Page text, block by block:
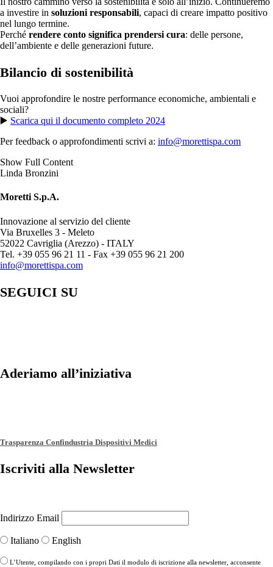
a investire in soluzioni responsabili, capaci di creare impatto positivo
nel lungo termine.
Perché rendere conto significa prendersi cura: delle persone,
dell’ambiente e delle generazioni future.
Bilancio di sostenibilità
Vuoi approfondire le nostre performance economiche, ambientali e
sociali?
​▶️​ Scarica qui il documento completo 2024
Per feedback o approfondimenti scrivi a: info@morettispa.com
Show Full Content
Linda Bronzini
Moretti S.p.A.
Innovazione al servizio del cliente
Via Bruxelles 3 - Meleto
52022 Cavriglia (Arezzo) - ITALY
Tel. +39 055 96 21 11 - Fax +39 055 96 21 200
info@morettispa.com
SEGUICI SU
Aderiamo all’iniziativa
Trasparenza Confindustria Dispositivi Medici
Iscriviti alla Newsletter
Indirizzo Email
Italiano English
L’Utente, compilando con i propri Dati il modulo di iscrizione alla newsletter, acconsente